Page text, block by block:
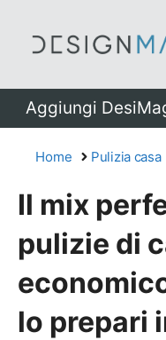
Aggiungi
Home Pulizia casa
Il mix
pulizie di
lo prepari